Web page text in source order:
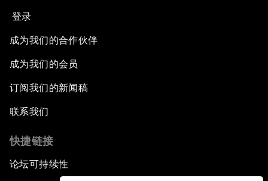
登录
成为我们的合作伙伴
成为我们的会员
订阅我们的新闻稿
联系我们
快捷链接
论坛可持续性